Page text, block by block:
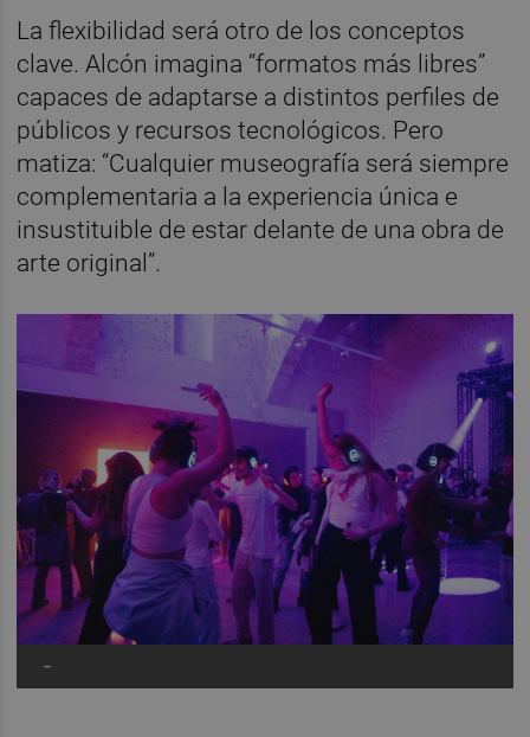
La flexibilidad será otro de los conceptos
clave. Alcón imagina “formatos más libres”
capaces de adaptarse a distintos perfiles de
públicos y recursos tecnológicos. Pero
matiza: “Cualquier museografía será siempre
complementaria a la experiencia única e
insustituible de estar delante de una obra de
arte original”.
-